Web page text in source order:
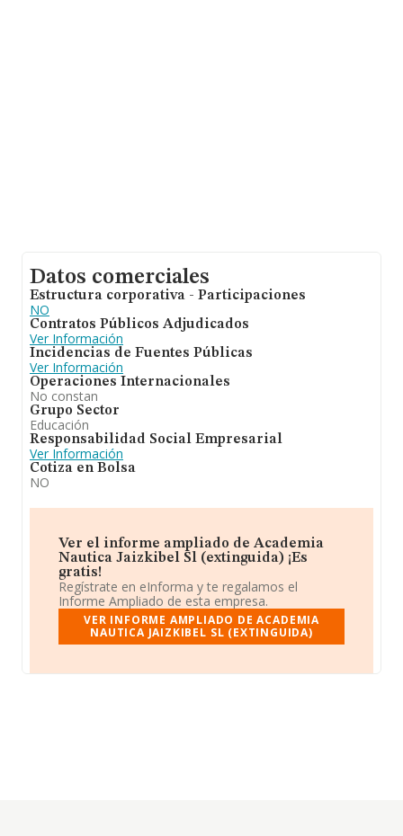
Datos comerciales
Estructura corporativa - Participaciones
NO
Contratos Públicos Adjudicados
Ver Información
Incidencias de Fuentes Públicas
Ver Información
Operaciones Internacionales
No constan
Grupo Sector
Educación
Responsabilidad Social Empresarial
Ver Información
Cotiza en Bolsa
NO
Ver el informe ampliado de Academia
Nautica Jaizkibel Sl (extinguida) ¡Es
gratis!
Regístrate en eInforma y te regalamos el
Informe Ampliado de esta empresa.
VER INFORME AMPLIADO DE ACADEMIA
NAUTICA JAIZKIBEL SL (EXTINGUIDA)